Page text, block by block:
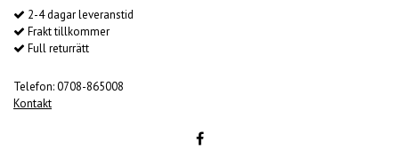
2-4 dagar leveranstid
Frakt tillkommer
Full returrätt
Telefon: 0708-865008
Kontakt